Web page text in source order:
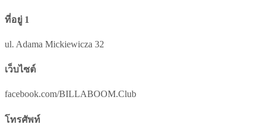
ที่อยู่ 1
ul. Adama Mickiewicza 32
เว็บไซต์
facebook.com/BILLABOOM.Club
โทรศัพท์